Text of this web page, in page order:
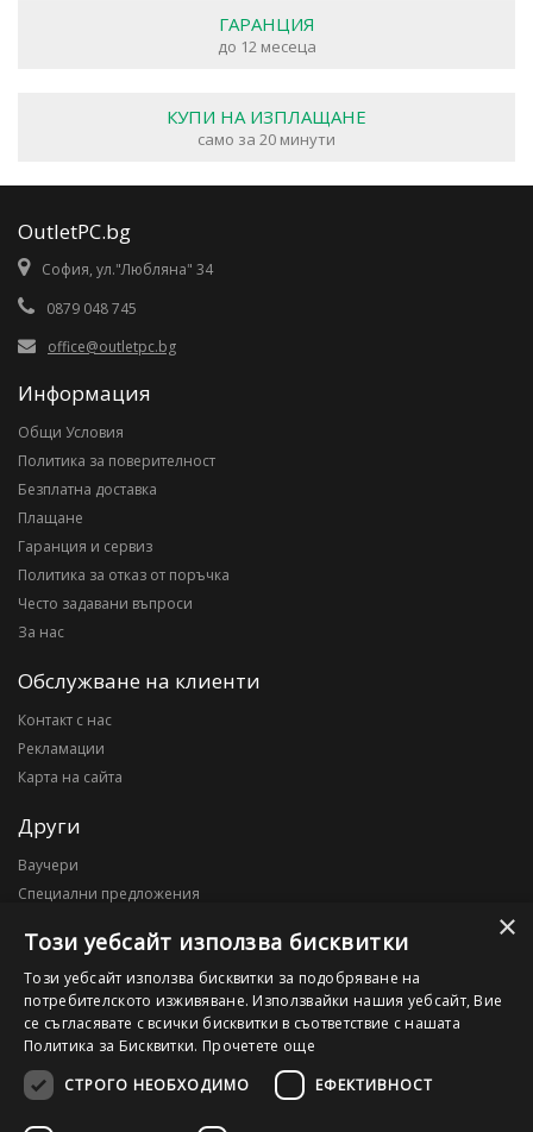
ГАРАНЦИЯ
до 12 месеца
КУПИ НА ИЗПЛАЩАНЕ
само за 20 минути
OutletPC.bg
София, ул."Любляна" 34
0879 048 745
office@outletpc.bg
Информация
Общи Условия
Политика за поверителност
Безплатна доставка
Плащане
Гаранция и сервиз
Политика за отказ от поръчка
Често задавани въпроси
За нас
Обслужване на клиенти
Контакт с нас
Рекламации
Карта на сайта
Други
Ваучери
Специални предложения
Моят профил
Моят профил
История на поръчките
Желани продукти
×
Този уебсайт използва бисквитки
Този уебсайт използва бисквитки за подобряване на
потребителското изживяване. Използвайки нашия уебсайт, Вие
се съгласявате с всички бисквитки в съответствие с нашата
Политика за Бисквитки. Прочетете още
СТРОГО НЕОБХОДИМО
ЕФЕКТИВНОСТ